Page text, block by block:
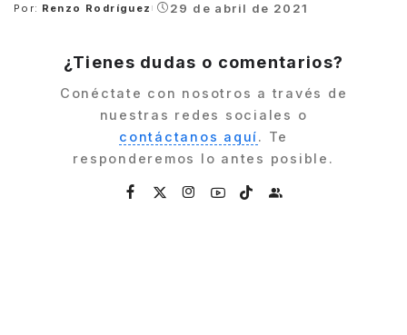
Posted
Por: Renzo Rodríguez 29 de abril de 2021
¿Tienes dudas o comentarios?
Conéctate con nosotros a través de
nuestras redes sociales o
contáctanos aquí. Te
responderemos lo antes posible.